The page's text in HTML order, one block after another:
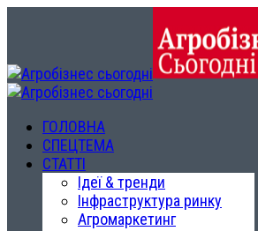
ГОЛОВНА
СПЕЦТЕМА
СТАТТІ
Ідеї & тренди
Інфраструктура ринку
Агромаркетинг